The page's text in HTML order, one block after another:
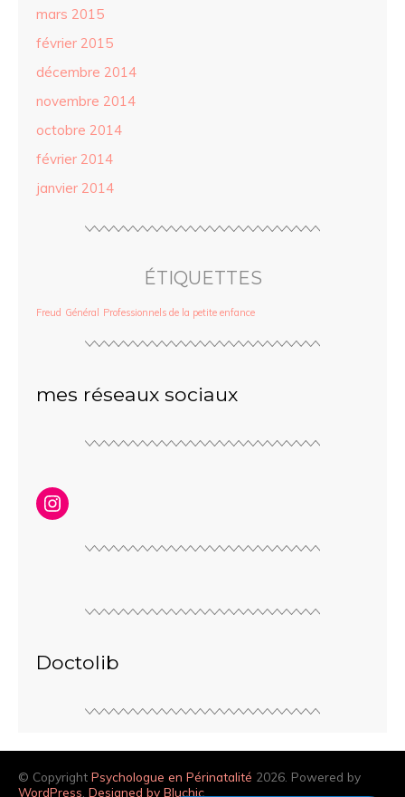
mars 2015
février 2015
décembre 2014
novembre 2014
octobre 2014
février 2014
janvier 2014
ÉTIQUETTES
Freud Général Professionnels de la petite enfance
mes réseaux sociaux
Doctolib
© Copyright Psychologue en Périnatalité 2026. Powered by
WordPress Designed by Bluchic